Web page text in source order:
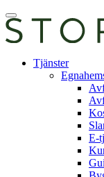
Skip
to
content
Öppna
huvudmeny
tjänst
Tjänster
E-